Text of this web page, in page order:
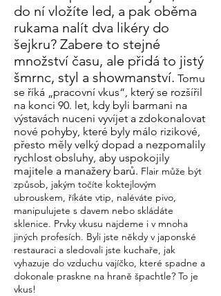
do ní vložíte led, a pak oběma
rukama nalít dva likéry do
šejkru? Zabere to stejné
množství času, ale přidá to jistý
šmrnc, styl a showmanství. Tomu
se říká „pracovní vkus“, který se rozšířil
na konci 90. let, kdy byli barmani na
výstavách nuceni vyvíjet a zdokonalovat
nové pohyby, které byly málo rizikové,
přesto měly velký dopad a nezpomalily
rychlost obsluhy, aby uspokojily
majitele a manažery barů. Flair může být
způsob, jakým točíte koktejlovým
ubrouskem, říkáte vtip, naléváte pivo,
manipulujete s davem nebo skládáte
sklenice. Prvky vkusu najdeme i v mnoha
jiných profesích. Byli jste někdy v japonské
restauraci a sledovali jste kuchaře, jak
vyhazuje do vzduchu vajíčko, které spadne a
dokonale praskne na hraně špachtle? To je
vkus!